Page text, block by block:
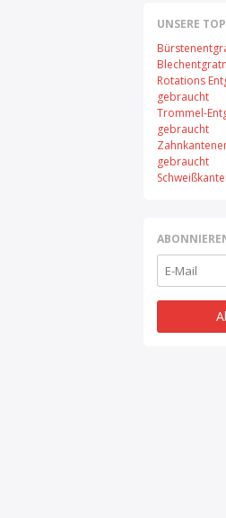
UNSERE
Rotations
gebraucht
Trommel-
gebraucht
gebraucht